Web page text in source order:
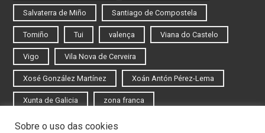
Salvaterra de Miño Santiago de Compostela
Tomiño Tui valença Viana do Castelo
Vigo Vila Nova de Cerveira
Xosé González Martínez Xoán Antón Pérez-Lema
Xunta de Galicia zona franca
Sobre o uso das cookies